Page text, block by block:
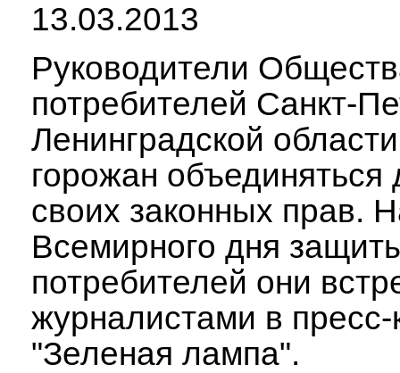
13.03.2013
Руководители
потребителей Санкт-
Ленинградской
горожан
своих законных прав.
Всемирного дня
потребителей они
журналистами в пресс-
"Зеленая лампа".